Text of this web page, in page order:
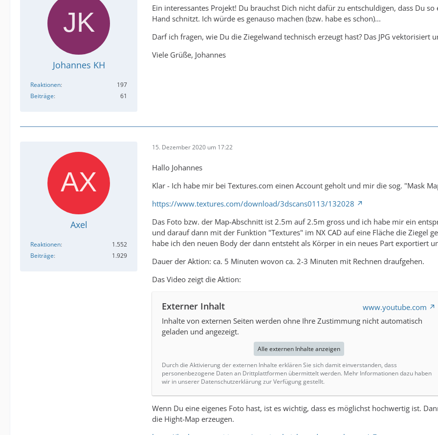
Johannes KH
Reaktionen
197
Beiträge
61
Ein interessantes Projekt! Du brauchst Dich nicht dafür zu entschuldigen, dass Du
Hand schnitzt. Ich würde es genauso machen (bzw. habe es schon)...
Darf ich fragen, wie Du die Ziegelwand technisch erzeugt hast? Das JPG vektorisiert
Viele Grüße, Johannes
Axel
Reaktionen
1.552
Beiträge
1.929
15. Dezember 2020 um 17:22
Hallo Johannes
Klar - Ich habe mir bei Textures.com einen Account geholt und mir die sog. "Mask
https://www.textures.com/download/3dscans0113/132028
Das Foto bzw. der Map-Abschnitt ist 2.5m auf 2.5m gross und ich habe mir ein
und darauf dann mit der Funktion "Textures" im NX CAD auf eine Fläche die Ziegel
habe ich den neuen Body der dann entsteht als Körper in ein neues Part exportiert
Dauer der Aktion: ca. 5 Minuten wovon ca. 2-3 Minuten mit Rechnen draufgehen.
Das Video zeigt die Aktion:
Externer Inhalt
www.youtube.com
Inhalte von externen Seiten werden ohne Ihre Zustimmung nicht automatisch
geladen und angezeigt.
Alle externen Inhalte anzeigen
Durch die Aktivierung der externen Inhalte erklären Sie sich damit einverstanden, dass
personenbezogene Daten an Drittplattformen übermittelt werden. Mehr Informationen dazu haben
wir in unserer Datenschutzerklärung zur Verfügung gestellt.
Wenn Du eine eigenes Foto hast, ist es wichtig, dass es möglichst hochwertig ist.
die Hight-Map erzeugen.